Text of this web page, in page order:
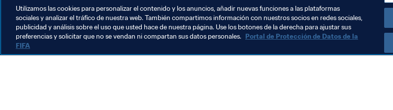
Utilizamos las cookies para personalizar el contenido y los anuncios, añadir nuevas funciones a las plataformas
sociales y analizar el tráfico de nuestra web. También compartimos información con nuestros socios en redes sociales,
publicidad y análisis sobre el uso que usted hace de nuestra página. Use los botones de la derecha para ajustar sus
preferencias y solicitar que no se vendan ni compartan sus datos personales. Portal de Protección de Datos de la
FIFA